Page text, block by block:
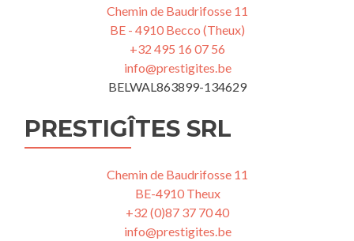
Chemin de Baudrifosse 11
BE - 4910 Becco (Theux)
+32 495 16 07 56
info@prestigites.be
BELWAL863899-134629
PRESTIGÎTES SRL
Chemin de Baudrifosse 11
BE-4910 Theux
+32 (0)87 37 70 40
info@prestigites.be